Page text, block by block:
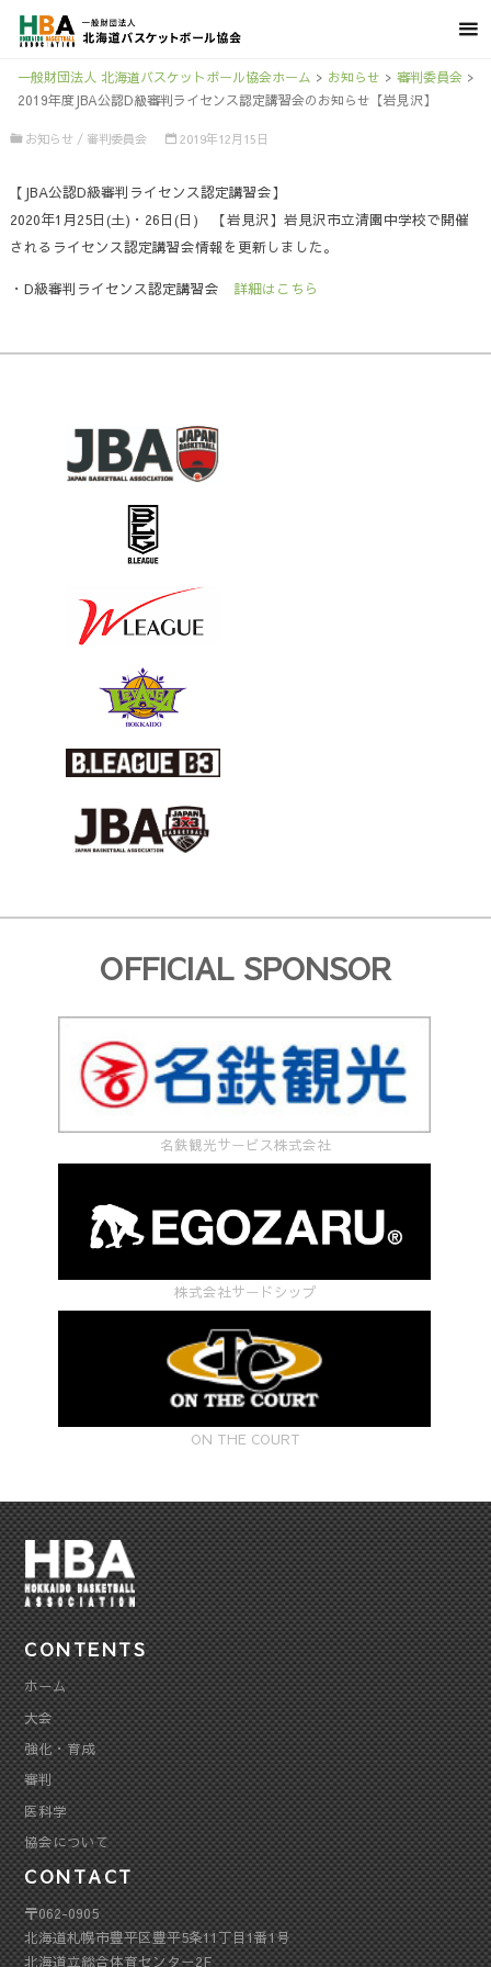
一般財団法人 北海道バスケットボール協会ホーム > お知らせ > 審判委員会>
2019年度JBA公認D級審判ライセンス認定講習会のお知らせ【岩見沢】
お知らせ / 審判委員会 2019年12月15日
【JBA公認D級審判ライセンス認定講習会】
2020年1月25日(土)・26日(日) 【岩見沢】岩見沢市立清園中学校で開催
されるライセンス認定講習会情報を更新しました。
・D級審判ライセンス認定講習会 詳細はこちら
OFFICIAL SPONSOR
名鉄観光サービス株式会社
株式会社サードシップ
ON THE COURT
CONTENTS
ホーム
大会
強化・育成
審判
医科学
協会について
CONTACT
〒062-0905
北海道札幌市豊平区豊平5条11丁目1番1号
北海道立総合体育センター2F